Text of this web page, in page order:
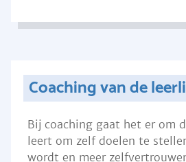
Coaching van de
Bij coaching gaat het er om
leert om zelf doelen te
wordt en meer